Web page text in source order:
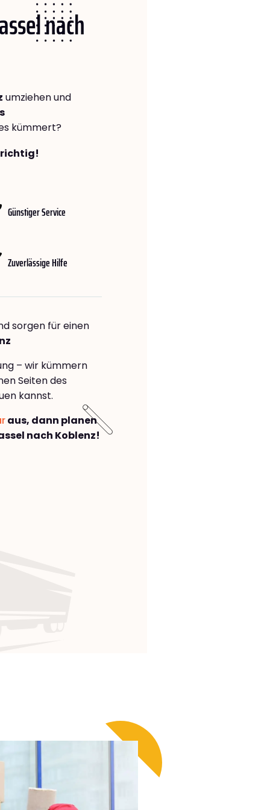
nach
umziehen und
kümmert?
richtig!
Günstiger Service
Zuverlässige Hilfe
sorgen für einen
– wir kümmern
Seiten des
kannst.
aus, dann planen
nach Koblenz!